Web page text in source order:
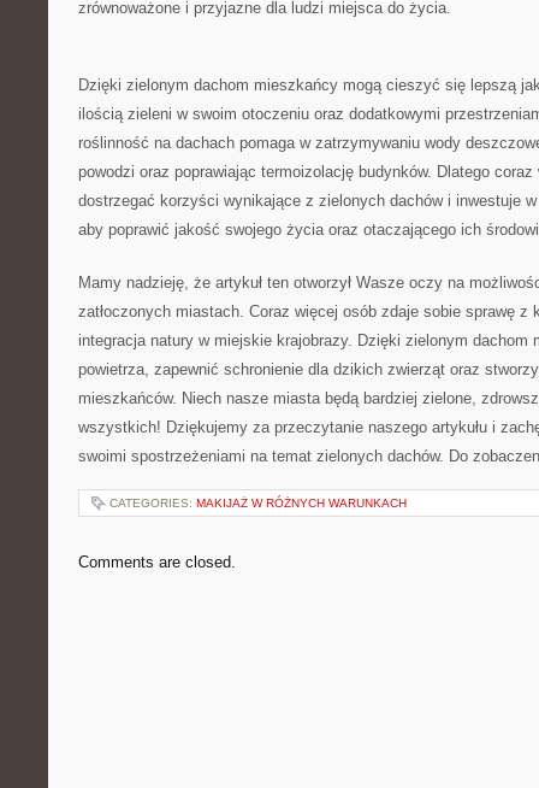
zrównoważone i przyjazne dla ludzi‌ miejsca ‍do życia.
Dzięki zielonym dachom⁣ mieszkańcy mogą cieszyć się lepszą
ilością zieleni ‌w swoim otoczeniu oraz dodatkowymi
roślinność na dachach pomaga‍ w zatrzymywaniu wody
powodzi oraz poprawiając termoizolację budynków. Dlatego
⁣dostrzegać ⁣korzyści ⁢wynikające z zielonych​ dachów ⁤i inwestuje
aby poprawić jakość swojego życia‍ oraz otaczającego ich
Mamy nadzieję, ‌że artykuł ten⁢ otworzył Wasze ⁤oczy na
zatłoczonych miastach.​ Coraz więcej osób zdaje sobie sprawę
integracja natury w miejskie krajobrazy. Dzięki zielonym dachom
powietrza,‌ zapewnić schronienie dla dzikich⁤ zwierząt​ oraz
mieszkańców. Niech⁢ nasze miasta‍ będą bardziej zielone,
wszystkich! Dziękujemy⁣ za przeczytanie naszego artykułu i
swoimi spostrzeżeniami na temat zielonych dachów. Do
CATEGORIES: MAKIJAŻ W RÓŻNYCH WARUNKACH
Comments are closed.